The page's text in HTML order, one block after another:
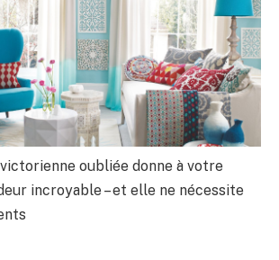
oubliée donne à votre
incroyable – et elle ne nécessite